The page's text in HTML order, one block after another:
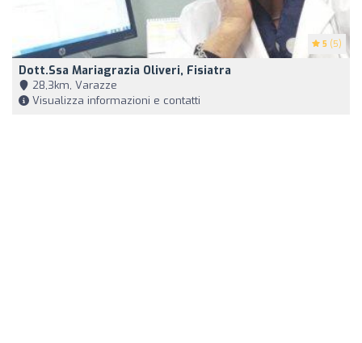
5 (5)
Dott.ssa Mariagrazia Oliveri, Fisiatra
28,3km, Varazze
Visualizza informazioni e contatti